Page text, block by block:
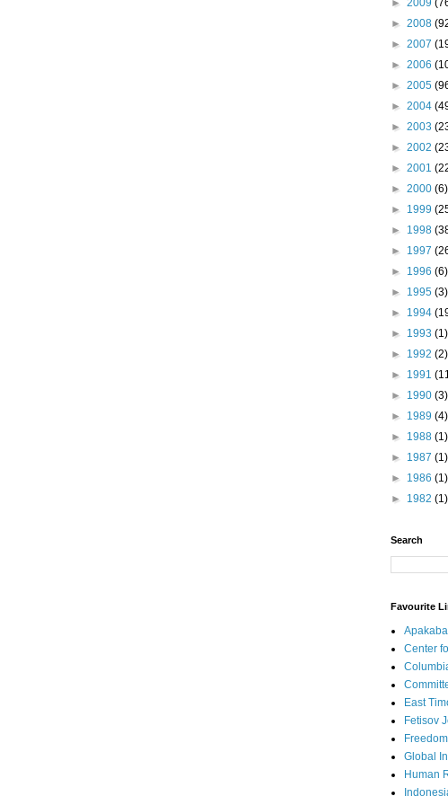
► 2009
► 2008
► 2007
► 2006
► 2005
► 2004
► 2003
► 2002
► 2001
► 2000 (6)
► 1999
► 1998
► 1997
► 1996 (6)
► 1995 (3)
► 1994
► 1993 (1)
► 1992 (2)
► 1991
► 1990 (3)
► 1989 (4)
► 1988 (1)
► 1987 (1)
► 1986 (1)
► 1982 (1)
Search
Favourite
Center
East
Fetisov
Global
Human